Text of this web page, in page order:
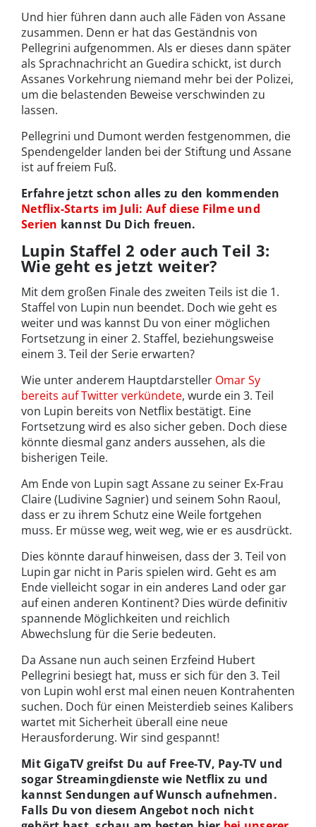
Und hier führen dann auch alle Fäden von Assane
zusammen. Denn er hat das Geständnis von
Pellegrini aufgenommen. Als er dieses dann später
als Sprachnachricht an Guedira schickt, ist durch
Assanes Vorkehrung niemand mehr bei der Polizei,
um die belastenden Beweise verschwinden zu
lassen.
Pellegrini und Dumont werden festgenommen, die
Spendengelder landen bei der Stiftung und Assane
ist auf freiem Fuß.
Erfahre jetzt schon alles zu den kommenden
Netflix-Starts im Juli: Auf diese Filme und
Serien kannst Du Dich freuen.
Lupin Staffel 2 oder auch Teil 3:
Wie geht es jetzt weiter?
Mit dem großen Finale des zweiten Teils ist die 1.
Staffel von Lupin nun beendet. Doch wie geht es
weiter und was kannst Du von einer möglichen
Fortsetzung in einer 2. Staffel, beziehungsweise
einem 3. Teil der Serie erwarten?
Wie unter anderem Hauptdarsteller Omar Sy
bereits auf Twitter verkündete, wurde ein 3. Teil
von Lupin bereits von Netflix bestätigt. Eine
Fortsetzung wird es also sicher geben. Doch diese
könnte diesmal ganz anders aussehen, als die
bisherigen Teile.
Am Ende von Lupin sagt Assane zu seiner Ex-Frau
Claire (Ludivine Sagnier) und seinem Sohn Raoul,
dass er zu ihrem Schutz eine Weile fortgehen
muss. Er müsse weg, weit weg, wie er es ausdrückt.
Dies könnte darauf hinweisen, dass der 3. Teil von
Lupin gar nicht in Paris spielen wird. Geht es am
Ende vielleicht sogar in ein anderes Land oder gar
auf einen anderen Kontinent? Dies würde definitiv
spannende Möglichkeiten und reichlich
Abwechslung für die Serie bedeuten.
Da Assane nun auch seinen Erzfeind Hubert
Pellegrini besiegt hat, muss er sich für den 3. Teil
von Lupin wohl erst mal einen neuen Kontrahenten
suchen. Doch für einen Meisterdieb seines Kalibers
wartet mit Sicherheit überall eine neue
Herausforderung. Wir sind gespannt!
Mit GigaTV greifst Du auf Free-TV, Pay-TV und
sogar Streamingdienste wie Netflix zu und
kannst Sendungen auf Wunsch aufnehmen.
Falls Du von diesem Angebot noch nicht